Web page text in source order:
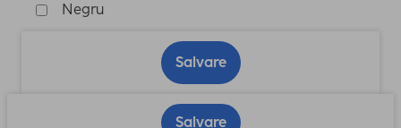
Negru
Salvare
Salvare